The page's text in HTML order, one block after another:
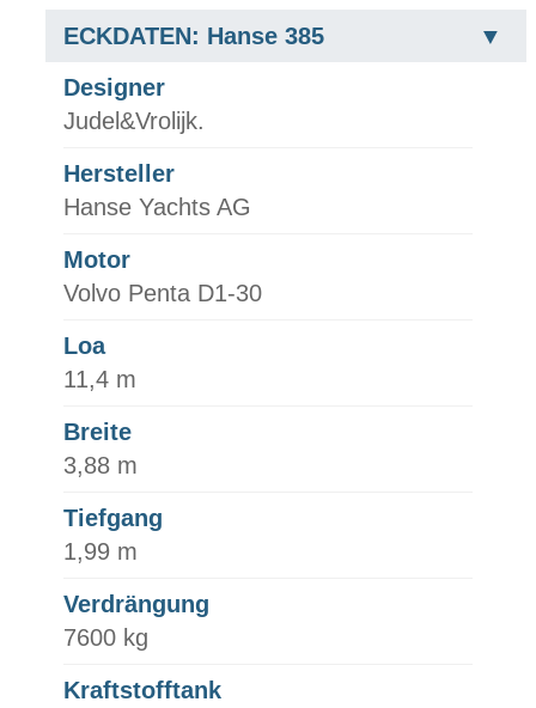
ECKDATEN: Hanse 385
Designer
Judel&Vrolijk.
Hersteller
Hanse Yachts AG
Motor
Volvo Penta D1-30
Loa
11,4 m
Breite
3,88 m
Tiefgang
1,99 m
Verdrängung
7600 kg
Kraftstofftank